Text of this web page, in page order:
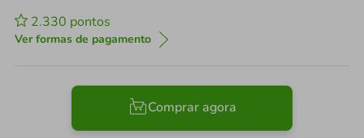
2.330 pontos
Ver formas de pagamento
Comprar agora